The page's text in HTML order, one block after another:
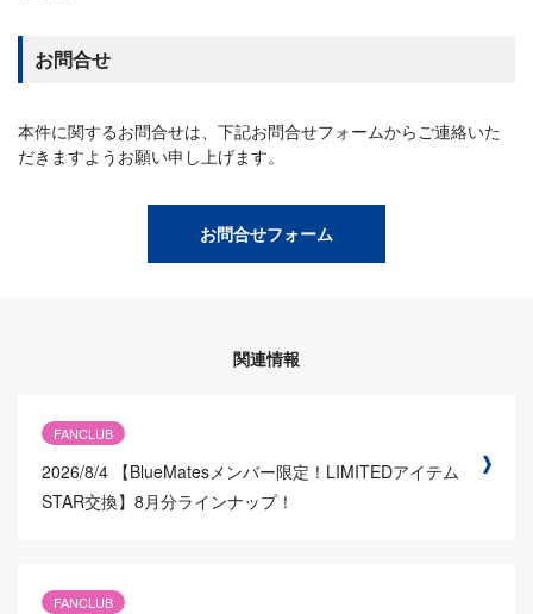
お問合せ
本件に関するお問合せは、下記お問合せフォームからご連絡いた
だきますようお願い申し上げます。
お問合せフォーム
関連情報
FANCLUB
2026/8/4 【BlueMatesメンバー限定！LIMITEDアイテム
STAR交換】8月分ラインナップ！
FANCLUB